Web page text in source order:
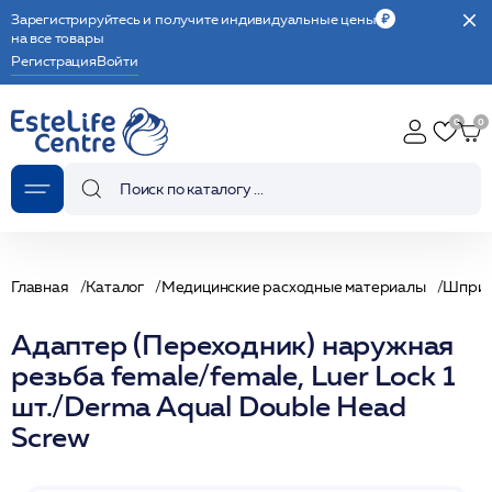
Зарегистрируйтесь и получите индивидуальные цены
на все товары
РегистрацияВойти
Главная Каталог Медицинские расходные материалы
Адаптер (Переходник) наружная
резьба female/female, Luer Lock 1
шт./Derma Aqual Double Head
Screw